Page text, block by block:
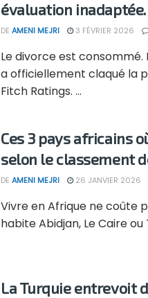
évaluation
DE AMENI MEJRI 3 FÉVRIER 2026
Le divorce est consommé.
a officiellement claqué la
Fitch Ratings. ...
Ces 3 pays africains
selon le classement
DE AMENI MEJRI 26 JANVIER 2026
Vivre en Afrique ne coûte
habite Abidjan, Le Caire ou
La Turquie entrevoit